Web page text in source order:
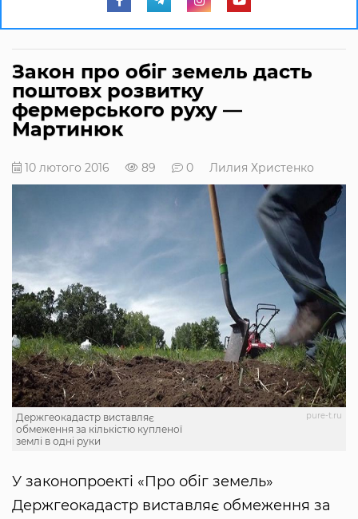
Закон про обіг земель дасть
поштовх розвитку
фермерського руху —
Мартинюк
10 лютого 2016 89 0 Лилия Христенко
pure-t.ru
Держгеокадастр виставляє
обмеження за кількістю купленої
землі в одні руки
У законопроекті «Про обіг земель»
Держгеокадастр виставляє обмеження за